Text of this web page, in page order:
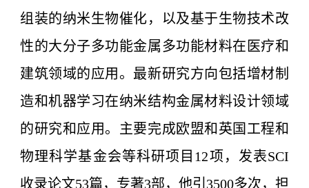
组装的纳米生物催化，以及基于生物技术改
性的大分子多功能金属多功能材料在医疗和
建筑领域的应用。最新研究方向包括增材制
造和机器学习在纳米结构金属材料设计领域
的研究和应用。主要完成欧盟和英国工程和
物理科学基金会等科研项目12项，发表SCI
收录论文53篇，专著3部，他引3500多次，担